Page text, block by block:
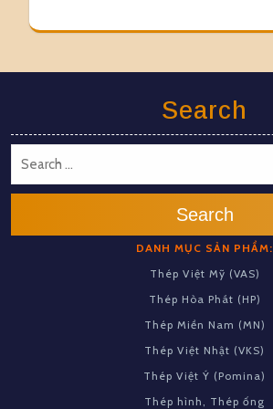
Search
Search
DANH MỤC SẢN PHẨM:
Thép Việt Mỹ (VAS)
Thép Hòa Phát (HP)
Thép Miền Nam (MN)
Thép Việt Nhật (VKS)
Thép Việt Ý (Pomina)
Thép hình, Thép ống